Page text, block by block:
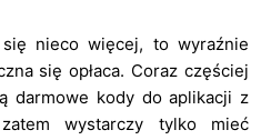
nieco więcej, to wyraźnie
się opłaca. Coraz częściej
darmowe kody do aplikacji z
wystarczy tylko mieć